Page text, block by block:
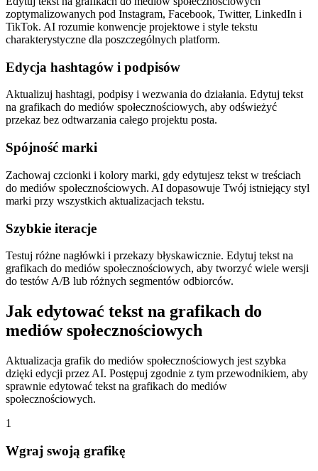
zoptymalizowanych pod Instagram, Facebook, Twitter, LinkedIn i
TikTok. AI rozumie konwencje projektowe i style tekstu
charakterystyczne dla poszczególnych platform.
Edycja hashtagów i podpisów
Aktualizuj hashtagi, podpisy i wezwania do działania. Edytuj tekst
na grafikach do mediów społecznościowych, aby odświeżyć
przekaz bez odtwarzania całego projektu posta.
Spójność marki
Zachowaj czcionki i kolory marki, gdy edytujesz tekst w treściach
do mediów społecznościowych. AI dopasowuje Twój istniejący styl
marki przy wszystkich aktualizacjach tekstu.
Szybkie iteracje
Testuj różne nagłówki i przekazy błyskawicznie. Edytuj tekst na
grafikach do mediów społecznościowych, aby tworzyć wiele wersji
do testów A/B lub różnych segmentów odbiorców.
Jak edytować tekst na grafikach do
mediów społecznościowych
Aktualizacja grafik do mediów społecznościowych jest szybka
dzięki edycji przez AI. Postępuj zgodnie z tym przewodnikiem, aby
sprawnie edytować tekst na grafikach do mediów
społecznościowych.
1
Wgraj swoją grafikę